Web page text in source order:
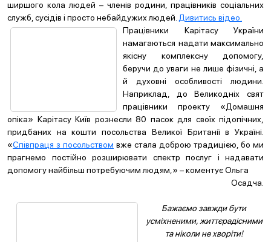
ширшого кола людей – членів родини, працівників соціальних
служб, сусідів і просто небайдужих людей. Дивитись відео.
Працівники Карітасу України
намагаються надати максимально
якісну комплексну допомогу,
беручи до уваги не лише фізичні, а
й духовні особливості людини.
Наприклад, до Великодніх свят
працівники проекту «Домашня
опіка» Карітасу Київ рознесли 80 пасок для своїх підопічних,
придбаних на кошти посольства Великої Британії в Україні.
«Співпраця з посольством вже стала доброю традицією, бо ми
прагнемо постійно розширювати спектр послуг і надавати
допомогу найбільш потребуючим людям,» – коментує Ольга
Осадча.
Бажаємо завжди бути
усміхненими, життєрадісними
та ніколи не хворіти!